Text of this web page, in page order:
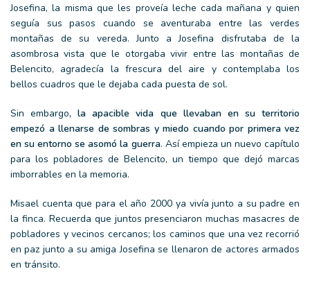
Josefina, la misma que les proveía leche cada mañana y quien
seguía sus pasos cuando se aventuraba entre las verdes
montañas de su vereda. Junto a Josefina disfrutaba de la
asombrosa vista que le otorgaba vivir entre las montañas de
Belencito, agradecía la frescura del aire y contemplaba los
bellos cuadros que le dejaba cada puesta de sol.
Sin embargo, la apacible vida que llevaban en su territorio
empezó a llenarse de sombras y miedo cuando por primera vez
en su entorno se asomó la guerra. Así empieza un nuevo capítulo
para los pobladores de Belencito, un tiempo que dejó marcas
imborrables en la memoria.
Misael cuenta que para el año 2000 ya vivía junto a su padre en
la finca. Recuerda que juntos presenciaron muchas masacres de
pobladores y vecinos cercanos; los caminos que una vez recorrió
en paz junto a su amiga Josefina se llenaron de actores armados
en tránsito.